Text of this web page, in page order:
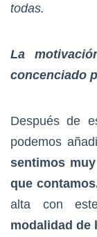
todas.
La
concenciado
Después de
podemos
sentimos
que
alta con
modalidad de